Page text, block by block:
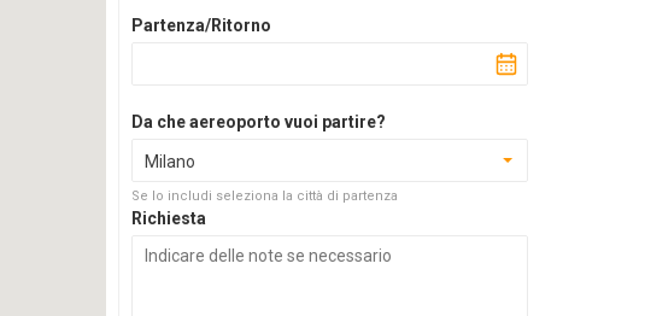
Partenza/Ritorno
Da che aereoporto vuoi partire?
Milano
Se lo includi seleziona la città di partenza
Richiesta